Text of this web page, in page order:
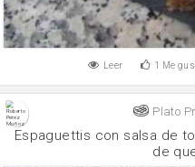
Leer 1 Me
Plato
Espaguettis con salsa de
de